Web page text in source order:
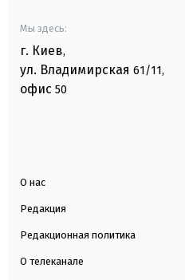
Мы здесь:
г. Киев,
ул. Владимирская 61/11,
офис 50
О нас
Редакция
Редакционная политика
О телеканале